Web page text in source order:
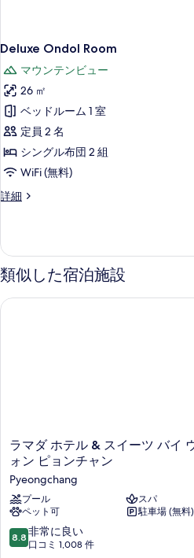
Deluxe Ondol Room
マウンテンビュー
26 ㎡
ベッドルーム 1 室
定員 2 名
シングル布団 2 組
WiFi (無料)
詳細
Deluxe
詳
細
類似した宿泊施設
ラ
マ
ダ
ホ
テ
ル
&
ス
ラマダ ホテル & スイーツ バイ
ォン ピョンチャン
Pyeongchang
プール
スパ
ペット可
駐車場 (無料)
10
段
8.8 非常に良い
口コミ 1,008 件
ラマダ ホテル & スイーツ バイ